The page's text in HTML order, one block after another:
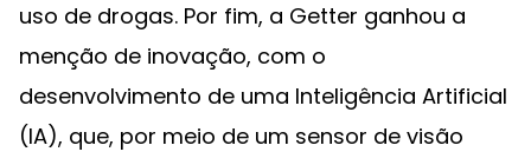
uso de drogas. Por fim, a Getter ganhou a
menção de inovação, com o
desenvolvimento de uma Inteligência Artificial
(IA), que, por meio de um sensor de visão